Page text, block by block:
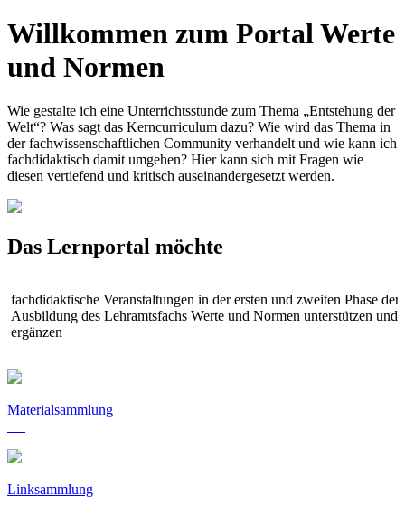
Willkommen zum Portal Werte
und Normen
Wie gestalte ich eine Unterrichtsstunde zum Thema „Entstehung der
Welt“? Was sagt das Kerncurriculum dazu? Wie wird das Thema in
der fachwissenschaftlichen Community verhandelt und wie kann ich
fachdidaktisch damit umgehen? Hier kann sich mit Fragen wie
diesen vertiefend und kritisch auseinandergesetzt werden.
Das Lernportal möchte
fachdidaktische Veranstaltungen in der ersten und zweiten Phase der
Ausbildung des Lehramtsfachs Werte und Normen unterstützen und
ergänzen
Materialsammlung
Linksammlung